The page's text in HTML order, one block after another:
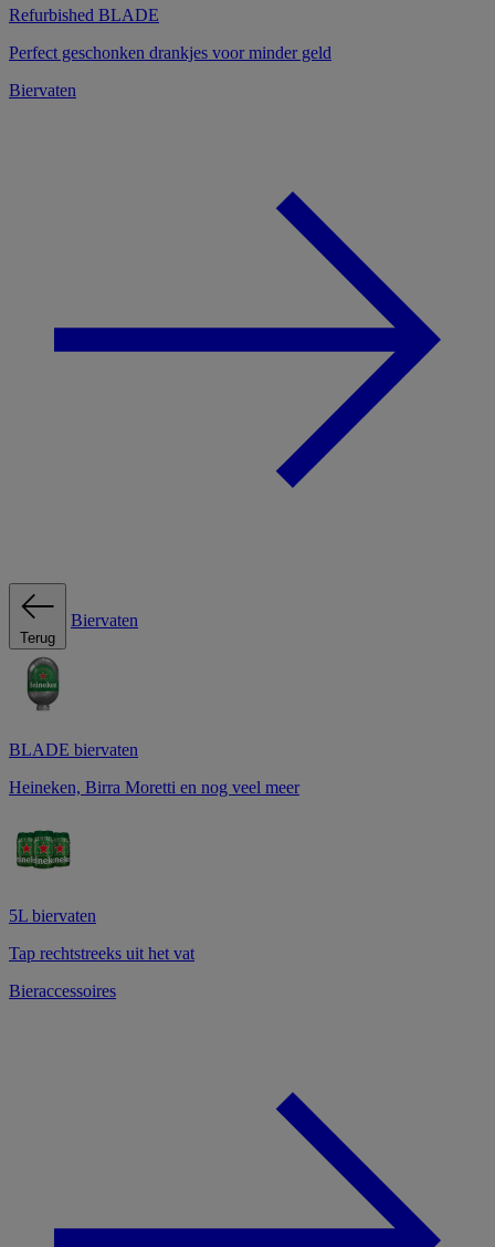
Refurbished BLADE
Perfect geschonken drankjes voor minder geld
Biervaten
Terug
Biervaten
BLADE biervaten
Heineken, Birra Moretti en nog veel meer
5L biervaten
Tap rechtstreeks uit het vat
Bieraccessoires